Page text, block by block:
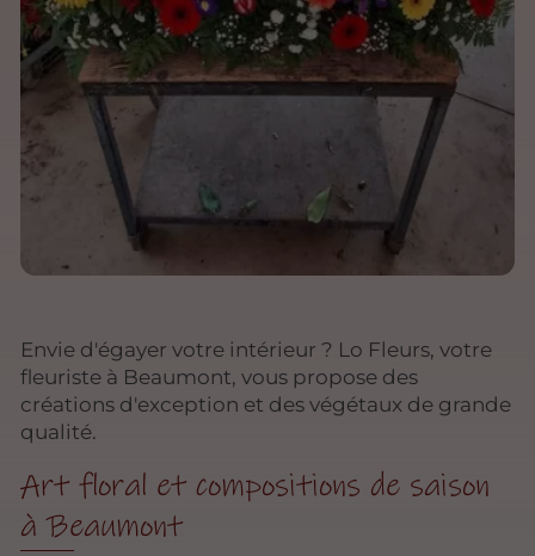
Envie d'égayer votre intérieur ? Lo Fleurs, votre
fleuriste à Beaumont, vous propose des
créations d'exception et des végétaux de grande
qualité.
Art floral et compositions de saison
à Beaumont